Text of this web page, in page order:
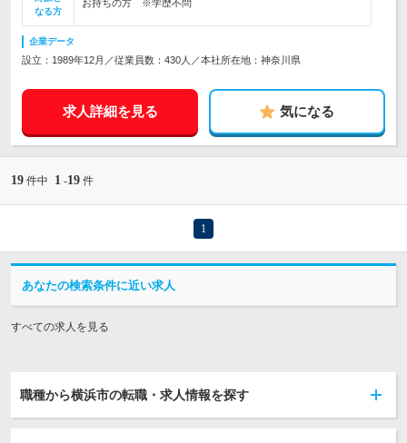
なる方
お持ちの方 ※学歴不問
企業データ
設立：1989年12月／従業員数：430人／本社所在地：神奈川県
求人詳細を見る 気になる
19 件中 1 -19 件
1
あなたの検索条件に近い求人
すべての求人を見る
職種から横浜市の転職・求人情報を探す